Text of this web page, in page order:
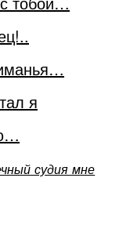
я
судия мне